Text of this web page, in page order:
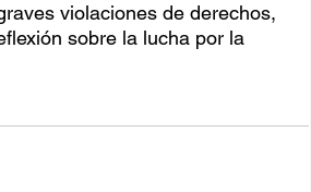
violaciones de derechos,
sobre la lucha por la